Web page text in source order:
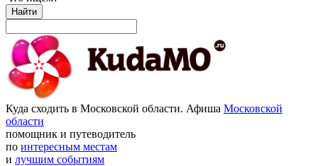
Найти
Куда сходить в Московской области. Афиша Московской
области
помощник и путеводитель
по интересным местам
и лучшим событиям